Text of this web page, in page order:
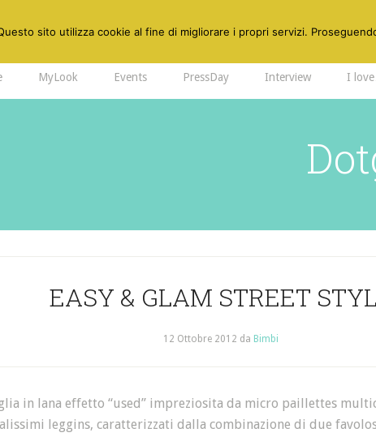
MyLook Events PressDay Interview I
EASY & GLAM STREET
12 Ottobre 2012 da Bimbi
in lana effetto “used” impreziosita da micro paillettes
leggins, caratterizzati dalla combinazione di due
Questo sito utilizza cookie al fine di migliorare i propri servizi.